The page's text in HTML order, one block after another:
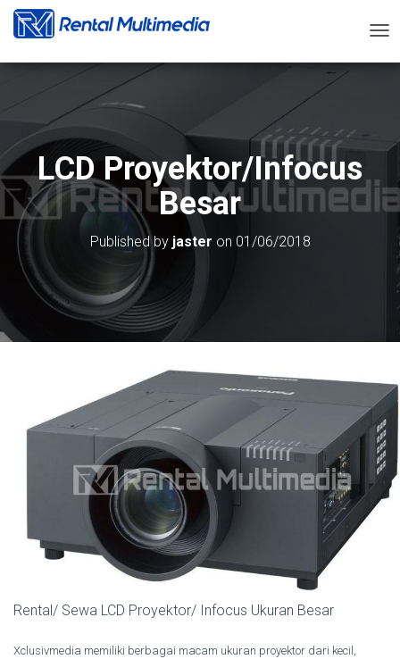
O
V
G
LCD Proyektor/Infocus
Besar
Published by jaster on 01/06/2018
Rental/ Sewa LCD Proyektor/ Infocus Ukuran Besar
Xclusivmedia memiliki berbagai macam ukuran proyektor dari kecil,